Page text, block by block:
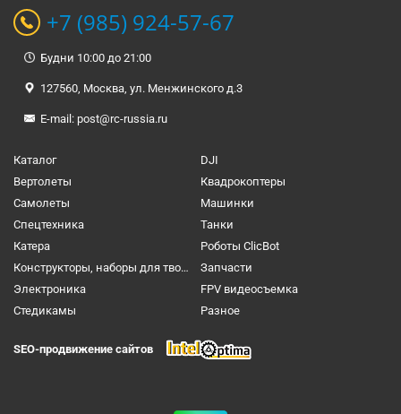
+7 (985) 924-57-67
Будни 10:00 до 21:00
127560, Москва, ул. Менжинского д.3
E-mail: post@rc-russia.ru
Каталог
DJI
Вертолеты
Квадрокоптеры
Самолеты
Машинки
Спецтехника
Танки
Катера
Роботы ClicBot
Конструкторы, наборы для творчества и настольные игры
Запчасти
Электроника
FPV видеосъемка
Cтедикамы
Разное
SEO-продвижение сайтов